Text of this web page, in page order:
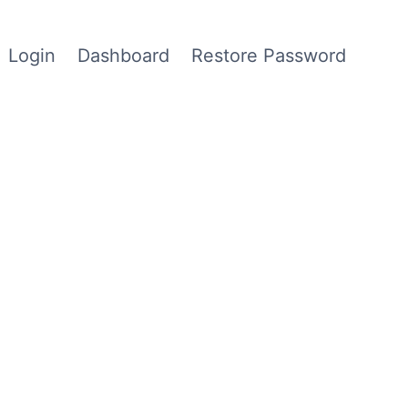
Login Dashboard Restore Password